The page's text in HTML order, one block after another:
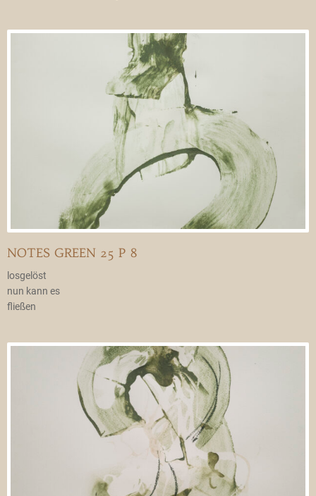
NOTES GREEN 25 P 8
losgelöst
nun kann es
fließen